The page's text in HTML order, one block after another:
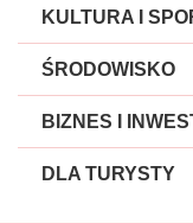
KULTURA I
ŚRODOWISKO
BIZNES I
DLA TURYSTY